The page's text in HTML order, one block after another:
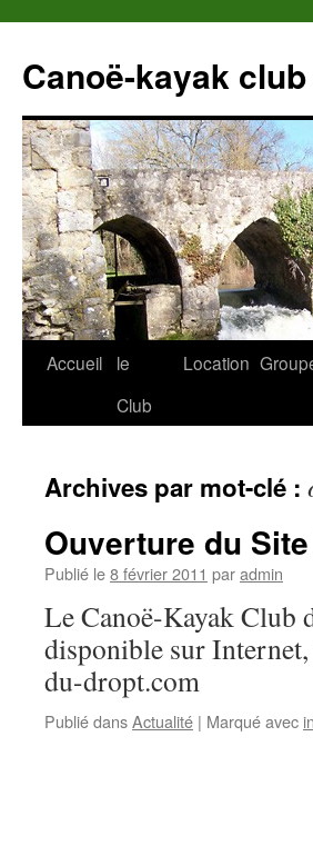
Canoë-kayak
Accueil
le
Club
Location
Archives par mot-clé :
Ouverture du
Publié le8 février 2011 paradmin
Le Canoë-Kayak Club
disponible sur
du-dropt.com
Publié dansActualité | Marqué avec